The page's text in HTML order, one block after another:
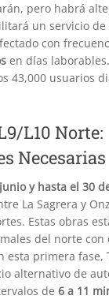
pero habrá
un servicio
con
en días
43,000 usuarios
L10 Norte:
Necesarias
y hasta el 30
La Sagrera y
Estas obras
del norte
esta primera fase,
alternativo de
de6 a 11